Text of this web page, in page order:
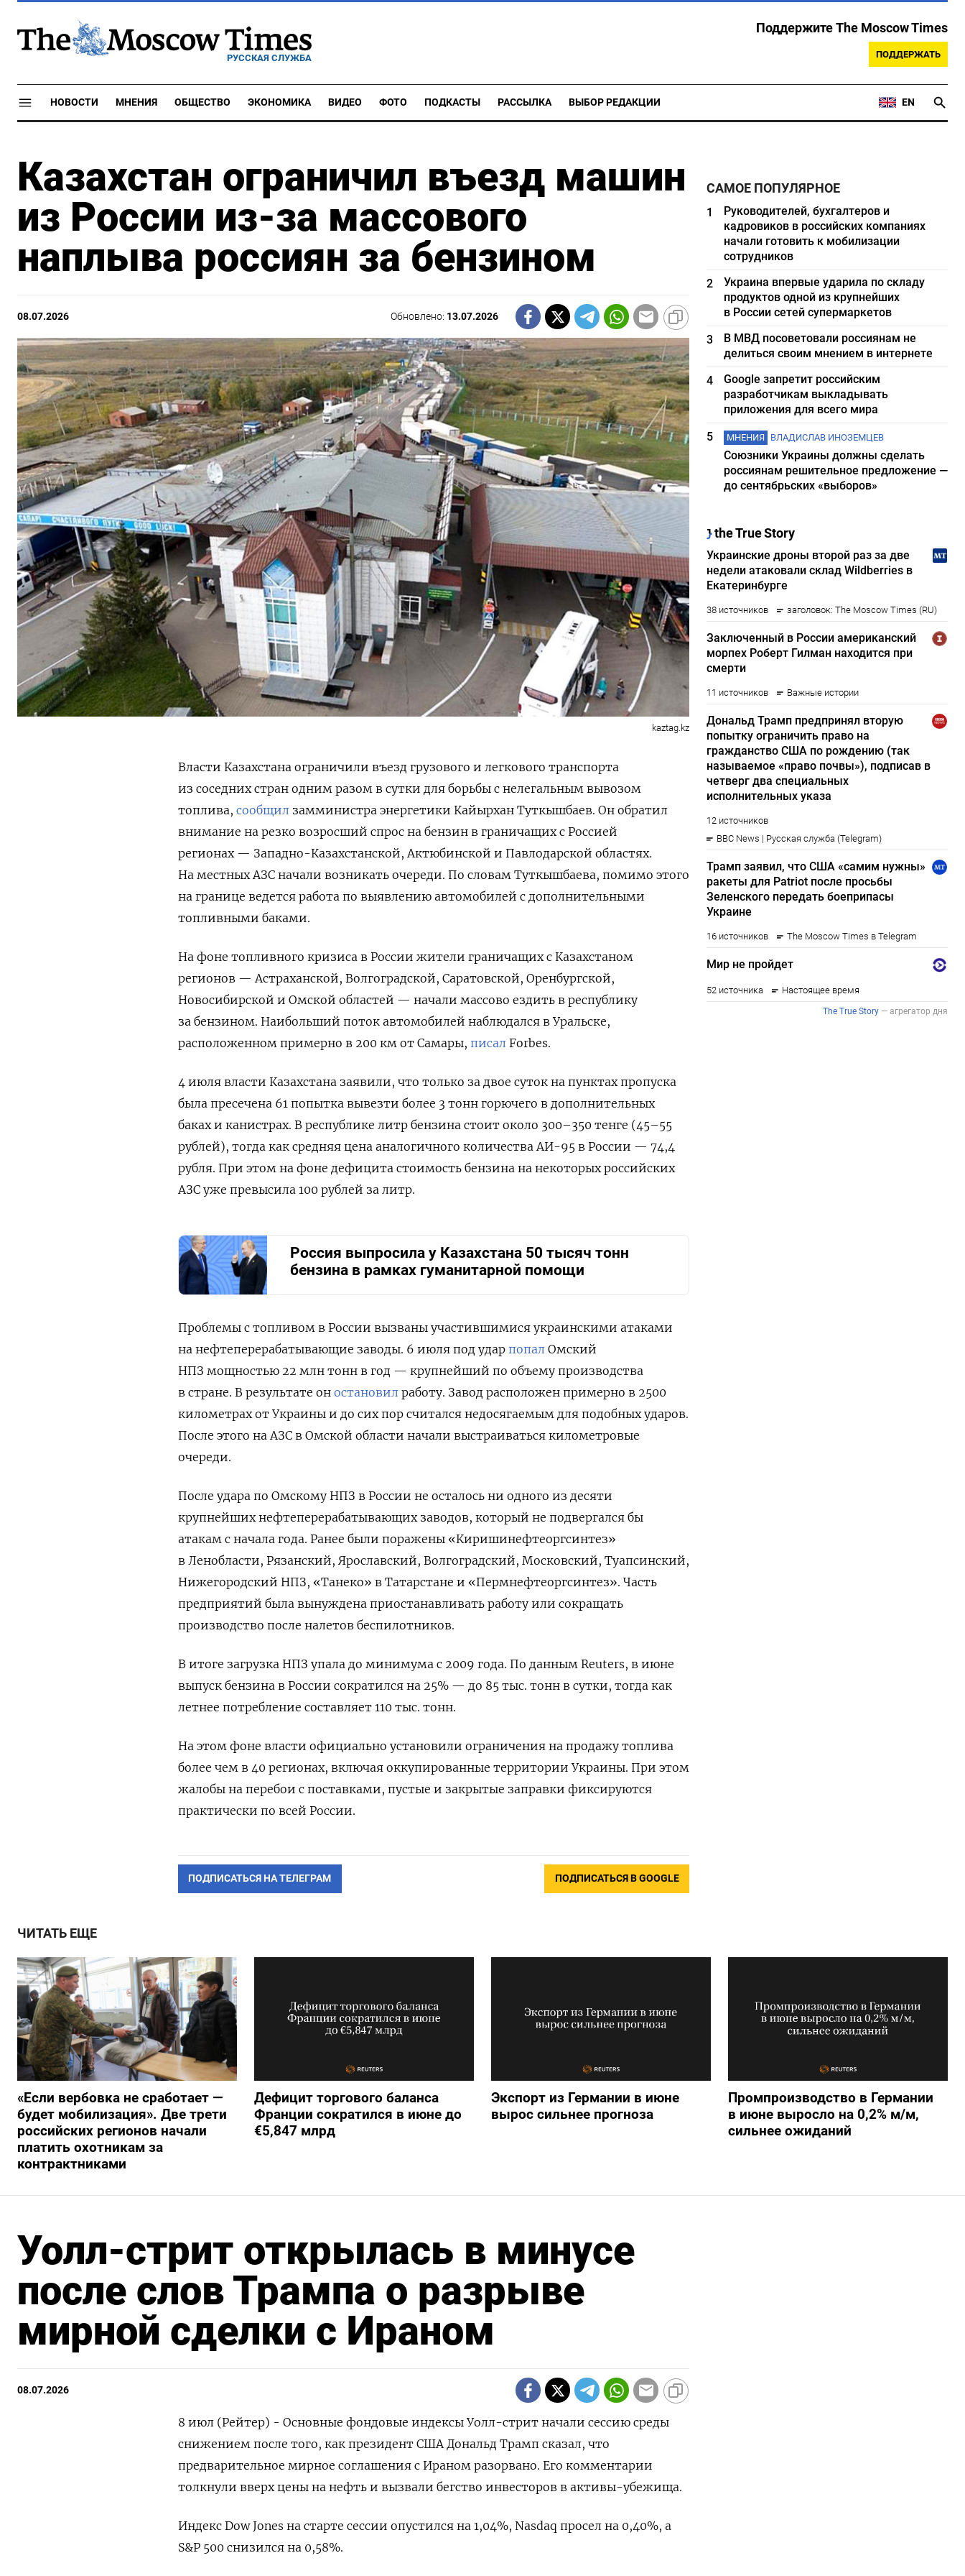
РУССКАЯ СЛУЖБА
Поддержите The Moscow Times
ПОДДЕРЖАТЬ
НОВОСТИ МНЕНИЯ ОБЩЕСТВО ЭКОНОМИКА ВИДЕО ФОТО ПОДКАСТЫ РАССЫЛКА ВЫБОР РЕДАКЦИИ EN
Казахстан ограничил въезд машин
из России из-за массового
наплыва россиян за бензином
08.07.2026 Обновлено: 13.07.2026
kaztag.kz
Власти Казахстана ограничили въезд грузового и легкового транспорта
из соседних стран одним разом в сутки для борьбы с нелегальным вывозом
топлива, сообщил замминистра энергетики Кайырхан Туткышбаев. Он обратил
внимание на резко возросший спрос на бензин в граничащих с Россией
регионах — Западно-Казахстанской, Актюбинской и Павлодарской областях.
На местных АЗС начали возникать очереди. По словам Туткышбаева, помимо этого
на границе ведется работа по выявлению автомобилей с дополнительными
топливными баками.
На фоне топливного кризиса в России жители граничащих с Казахстаном
регионов — Астраханской, Волгоградской, Саратовской, Оренбургской,
Новосибирской и Омской областей — начали массово ездить в республику
за бензином. Наибольший поток автомобилей наблюдался в Уральске,
расположенном примерно в 200 км от Самары, писал Forbes.
4 июля власти Казахстана заявили, что только за двое суток на пунктах пропуска
была пресечена 61 попытка вывезти более 3 тонн горючего в дополнительных
баках и канистрах. В республике литр бензина стоит около 300–350 тенге (45–55
рублей), тогда как средняя цена аналогичного количества АИ-95 в России — 74,4
рубля. При этом на фоне дефицита стоимость бензина на некоторых российских
АЗС уже превысила 100 рублей за литр.
Россия выпросила у Казахстана 50 тысяч тонн
бензина в рамках гуманитарной помощи
Проблемы с топливом в России вызваны участившимися украинскими атаками
на нефтеперерабатывающие заводы. 6 июля под удар попал Омский
НПЗ мощностью 22 млн тонн в год — крупнейший по объему производства
в стране. В результате он остановил работу. Завод расположен примерно в 2500
километрах от Украины и до сих пор считался недосягаемым для подобных ударов.
После этого на АЗС в Омской области начали выстраиваться километровые
очереди.
После удара по Омскому НПЗ в России не осталось ни одного из десяти
крупнейших нефтеперерабатывающих заводов, который не подвергался бы
атакам с начала года. Ранее были поражены «Киришинефтеоргсинтез»
в Ленобласти, Рязанский, Ярославский, Волгоградский, Московский, Туапсинский,
Нижегородский НПЗ, «Танеко» в Татарстане и «Пермнефтеоргсинтез». Часть
предприятий была вынуждена приостанавливать работу или сокращать
производство после налетов беспилотников.
В итоге загрузка НПЗ упала до минимума с 2009 года. По данным Reuters, в июне
выпуск бензина в России сократился на 25% — до 85 тыс. тонн в сутки, тогда как
летнее потребление составляет 110 тыс. тонн.
На этом фоне власти официально установили ограничения на продажу топлива
более чем в 40 регионах, включая оккупированные территории Украины. При этом
жалобы на перебои с поставками, пустые и закрытые заправки фиксируются
практически по всей России.
ПОДПИСАТЬСЯ НА ТЕЛЕГРАМ ПОДПИСАТЬСЯ В GOOGLE
САМОЕ ПОПУЛЯРНОЕ
1
Руководителей, бухгалтеров и
кадровиков в российских компаниях
начали готовить к мобилизации
сотрудников
2
Украина впервые ударила по складу
продуктов одной из крупнейших
в России сетей супермаркетов
3
В МВД посоветовали россиянам не
делиться своим мнением в интернете
4
Google запретит российским
разработчикам выкладывать
приложения для всего мира
5
МНЕНИЯ ВЛАДИСЛАВ ИНОЗЕМЦЕВ
Союзники Украины должны сделать
россиянам решительное предложение —
до сентябрьских «выборов»
ЧИТАТЬ ЕЩЕ
«Если вербовка не сработает —
будет мобилизация». Две трети
российских регионов начали
платить охотникам за
контрактниками
Дефицит торгового баланса
Франции сократился в июне до
€5,847 млрд
Экспорт из Германии в июне
вырос сильнее прогноза
Промпроизводство в Германии
в июне выросло на 0,2%​​​ м/м,
сильнее ожиданий
Уолл-стрит открылась в минусе
после слов Трампа о разрыве
мирной сделки с Ираном
08.07.2026
8 июл (Рейтер) - Основные фондовые индексы Уолл-стрит ‌начали сессию среды
снижением после ​того, ​как президент ​США ⁠Дональд Трамп ‌сказал, что
‌предварительное мирное соглашения с ​Ираном разорвано. ‌Его комментарии ​
толкнули вверх цены ‌на нефть и вызвали бегство инвесторов ​в ​активы-убежища.
Индекс ‌Dow Jones ​на старте сессии опустился на 1,04%, Nasdaq просел на 0,40%, ​а
⁠S&P 500 снизился на 0,58%.